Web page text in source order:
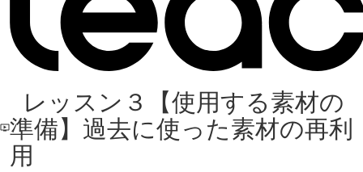
レッスン３【使用する素材の
準備】過去に使った素材の再利
用